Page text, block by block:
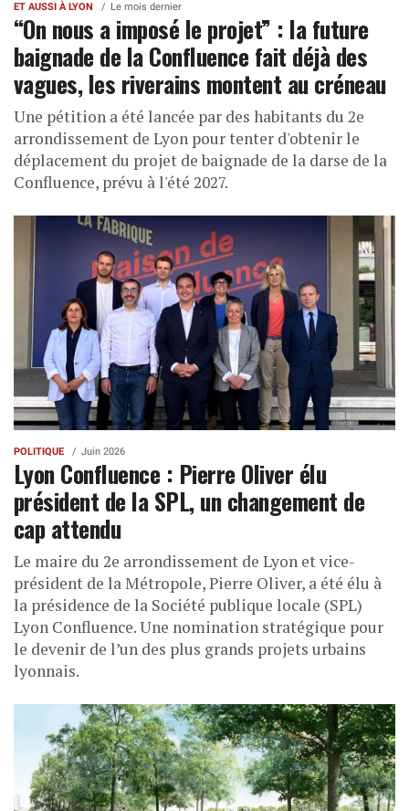
ET AUSSI À LYON Le mois dernier
“On nous a imposé le projet” : la future
baignade de la Confluence fait déjà des
vagues, les riverains montent au créneau
Une pétition a été lancée par des habitants du 2e
arrondissement de Lyon pour tenter d'obtenir le
déplacement du projet de baignade de la darse de la
Confluence, prévu à l'été 2027.
POLITIQUE Juin 2026
Lyon Confluence : Pierre Oliver élu
président de la SPL, un changement de
cap attendu
Le maire du 2e arrondissement de Lyon et vice-
président de la Métropole, Pierre Oliver, a été élu à
la présidence de la Société publique locale (SPL)
Lyon Confluence. Une nomination stratégique pour
le devenir de l’un des plus grands projets urbains
lyonnais.